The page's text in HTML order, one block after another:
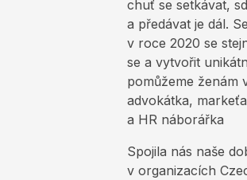
chuť se setkávat,
a předávat je dál.
v roce 2020 se
se a vytvořit
pomůžeme ženám
advokátka,
a HR náborářka
Spojila nás naše
v organizacích